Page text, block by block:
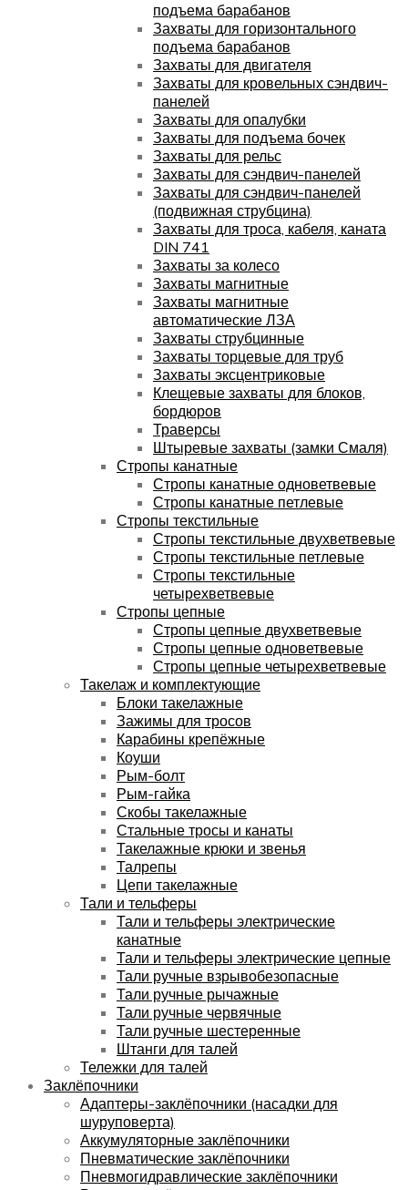
подъема барабанов
Захваты для горизонтального
подъема барабанов
Захваты для двигателя
Захваты для кровельных сэндвич-
панелей
Захваты для опалубки
Захваты для подъема бочек
Захваты для рельс
Захваты для сэндвич-панелей
Захваты для сэндвич-панелей
(подвижная струбцина)
Захваты для троса, кабеля, каната
DIN 741
Захваты за колесо
Захваты магнитные
Захваты магнитные
автоматические ЛЗА
Захваты струбцинные
Захваты торцевые для труб
Захваты эксцентриковые
Клещевые захваты для блоков,
бордюров
Траверсы
Штыревые захваты (замки Смаля)
Стропы канатные
Стропы канатные одноветвевые
Стропы канатные петлевые
Стропы текстильные
Стропы текстильные двухветвевые
Стропы текстильные петлевые
Стропы текстильные
четырехветвевые
Стропы цепные
Стропы цепные двухветвевые
Стропы цепные одноветвевые
Стропы цепные четырехветвевые
Такелаж и комплектующие
Блоки такелажные
Зажимы для тросов
Карабины крепёжные
Коуши
Рым-болт
Рым-гайка
Скобы такелажные
Стальные тросы и канаты
Такелажные крюки и звенья
Талрепы
Цепи такелажные
Тали и тельферы
Тали и тельферы электрические
канатные
Тали и тельферы электрические цепные
Тали ручные взрывобезопасные
Тали ручные рычажные
Тали ручные червячные
Тали ручные шестеренные
Штанги для талей
Тележки для талей
Заклёпочники
Адаптеры-заклёпочники (насадки для
шуруповерта)
Аккумуляторные заклёпочники
Пневматические заклёпочники
Пневмогидравлические заклёпочники